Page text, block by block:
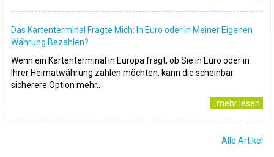
Das Kartenterminal Fragte Mich: In Euro oder in Meiner Eigenen
Währung Bezahlen?
Wenn ein Kartenterminal in Europa fragt, ob Sie in Euro oder in
Ihrer Heimatwährung zahlen möchten, kann die scheinbar
sicherere Option mehr..
..mehr lesen
Alle Artikel